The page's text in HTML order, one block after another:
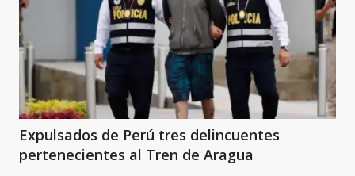
Expulsados de Perú tres delincuentes
pertenecientes al Tren de Aragua